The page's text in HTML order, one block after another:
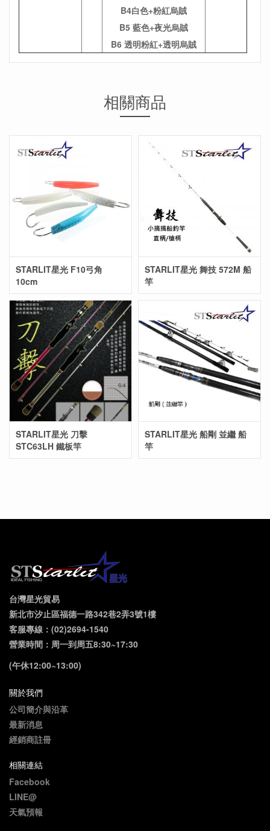
B4白色+粉紅烏賊
B5 藍色+夜光烏賊
B6 透明粉紅+透明烏賊
相關商品
STARLIT星光 F10弓角
10cm
STARLIT星光 舞技 572M 船
竿
STARLIT星光 刀擊
STC63LH 鐵板竿
STARLIT星光 船剛 並繼 船
竿
台灣星光貿易
新北市汐止區福德一路342巷2弄3號1樓
客服專線：(02)2694-1540
營業時間：周一到周五8:30~17:30
(午休12:00~13:00)
關於我們
公司簡介與沿革
最新消息
經銷商註冊
相關連結
Facebook
LINE@
天氣預報